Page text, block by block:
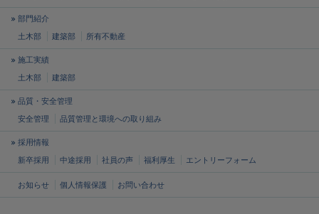
部門紹介
土木部 建築部 所有不動産
施工実績
土木部 建築部
品質・安全管理
安全管理 品質管理と環境への取り組み
採用情報
新卒採用 中途採用 社員の声 福利厚生 エントリーフォーム
お知らせ 個人情報保護 お問い合わせ